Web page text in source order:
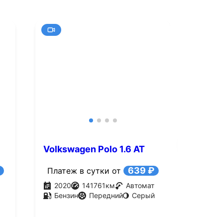
Volkswagen Polo 1.6 AT
Платеж в сутки от 639 ₽
2020 141761км
Автомат
Бензин
Передний Серый